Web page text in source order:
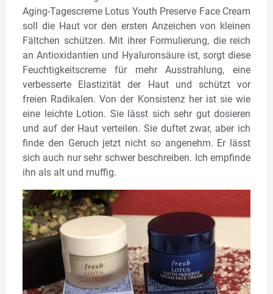
Aging-Tagescreme Lotus Youth Preserve Face Cream
soll die Haut vor den ersten Anzeichen von kleinen
Fältchen schützen. Mit ihrer Formulierung, die reich
an Antioxidantien und Hyaluronsäure ist, sorgt diese
Feuchtigkeitscreme für mehr Ausstrahlung, eine
verbesserte Elastizität der Haut und schützt vor
freien Radikalen. Von der Konsistenz her ist sie wie
eine leichte Lotion. Sie lässt sich sehr gut dosieren
und auf der Haut verteilen. Sie duftet zwar, aber ich
finde den Geruch jetzt nicht so angenehm. Er lässt
sich auch nur sehr schwer beschreiben. Ich empfinde
ihn als alt und muffig.